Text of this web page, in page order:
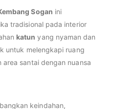
Sogan ini
tradisional pada interior
katun yang nyaman dan
untuk melengkapi ruang
santai dengan nuansa
keindahan,